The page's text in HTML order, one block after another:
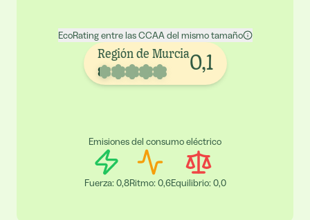
EcoRating entre las CCAA del mismo tamaño
Región de Murcia0,1
Emisiones del consumo eléctrico
Fuerza:0,8Ritmo:0,6Equilibrio:0,0